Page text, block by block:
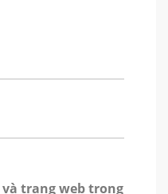
trang web trong